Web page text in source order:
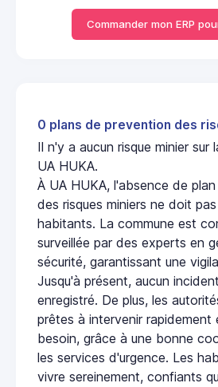
Commander mon ERP
0 plans de prevention des
Il n'y a aucun risque minier sur
UA HUKA.
À UA HUKA, l'absence de
des risques miniers ne doit
habitants. La commune est
surveillée par des experts en
sécurité, garantissant une
Jusqu'à présent, aucun
enregistré. De plus, les
prêtes à intervenir rapidement
besoin, grâce à une bonne
les services d'urgence. Les
vivre sereinement, confiants